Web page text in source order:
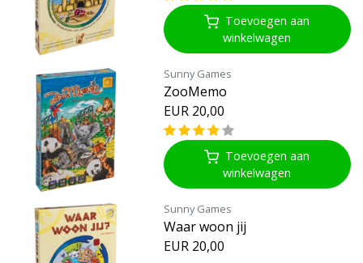
Toevoegen aan
winkelwagen
Sunny Games
ZooMemo
EUR 20,00
Toevoegen aan
winkelwagen
Sunny Games
Waar woon jij
EUR 20,00